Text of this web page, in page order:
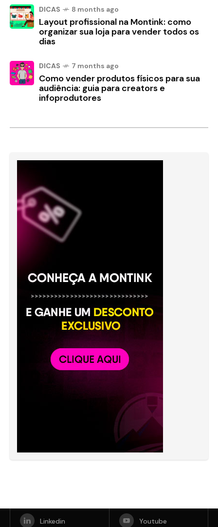
DICAS 8 months ago
Layout profissional na Montink: como
organizar sua loja para vender todos os
dias
DICAS 7 months ago
Como vender produtos físicos para sua
audiência: guia para creators e
infoprodutores
Linkedin Youtube